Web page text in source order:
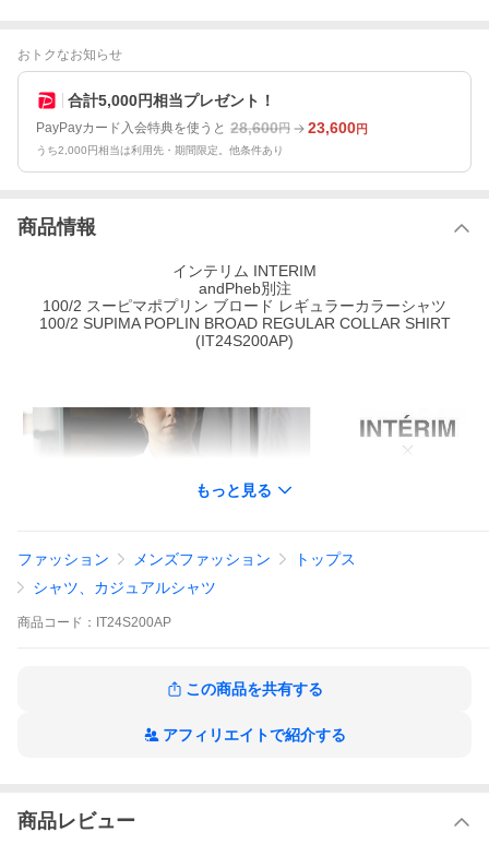
おトクなお知らせ
合計5,000円相当プレゼント！
PayPayカード入会特典を使うと 28,600円 23,600円
うち2,000円相当は利用先・期間限定。他条件あり
商品情報
インテリム INTERIM
andPheb別注
100/2 スーピマポプリン ブロード レギュラーカラーシャツ
100/2 SUPIMA POPLIN BROAD REGULAR COLLAR SHIRT
(IT24S200AP)
もっと見る
ファッション メンズファッション
トップス
シャツ、カジュアルシャツ
商品 コード： IT24S200AP
この商品を共有する
アフィリエイトで紹介する
商品レビュー